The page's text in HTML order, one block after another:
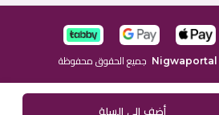
أضف إلى السلة
Nigwaportal جميع الحقوق محفوظة